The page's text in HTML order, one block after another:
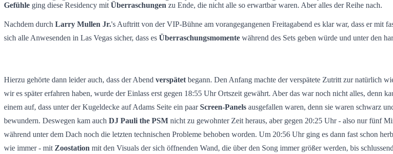
Gefühle ging diese Residency mit Überraschungen zu Ende, die nicht alle so erwartbar waren. Aber alles der Reihe nach.
Nachdem durch Larry Mullen Jr.'s Auftritt von der VIP-Bühne am vorangegangenen Freitagabend es klar war, dass er mit
sich alle Anwesenden in Las Vegas sicher, dass es Überraschungsmomente während des Sets geben würde und unter den
Hierzu gehörte dann leider auch, dass der Abend verspätet begann. Den Anfang machte der verspätete Zutritt zur natürlich
wir es später erfahren haben, wurde der Einlass erst gegen 18:55 Uhr Ortszeit gewährt. Aber das war noch nicht alles, denn
einem auf, dass unter der Kugeldecke auf Adams Seite ein paarScreen-Panels ausgefallen waren, denn sie waren schwarz
bewundern. Deswegen kam auch DJ Pauli the PSM nicht zu gewohnter Zeit heraus, aber gegen 20:25 Uhr - also nur fünf
während unter dem Dach noch die letzten technischen Probleme behoben worden. Um 20:56 Uhr ging es dann fast schon
wie immer - mit Zoostation mit den Visuals der sich öffnenden Wand, die über den Song immer größer werden, bis